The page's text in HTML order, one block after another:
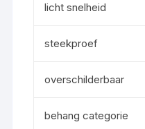
licht snelheid
steekproef
overschilderbaar
behang categorie